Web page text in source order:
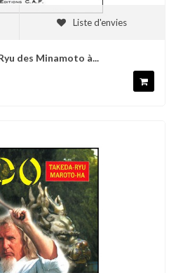
Liste d'envies
des Minamoto à...